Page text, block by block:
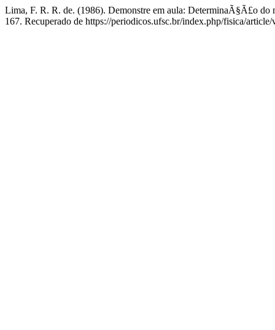
Lima, F. R. R. de. (1986). Demonstre em aula: DeterminaÃ§Ã£o
167. Recuperado de https://periodicos.ufsc.br/index.php/fisica/